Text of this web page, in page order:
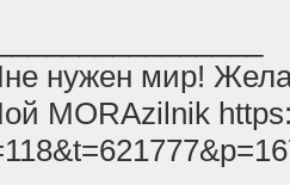
нужен мир!
MORAzilnik